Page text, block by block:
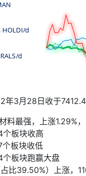
年3月 28 日收于7412.4
料最强，上涨1.29%
个板块收高
个板块收低
个板块跑赢大盘
比39.50%）上涨，